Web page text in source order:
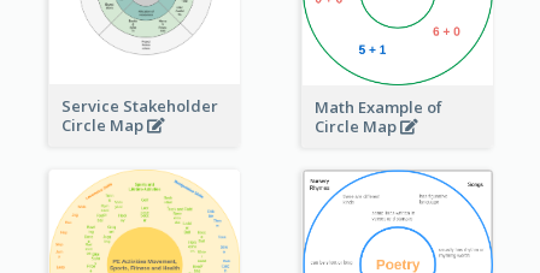
Service Stakeholder
Circle Map
Math Example of
Circle Map